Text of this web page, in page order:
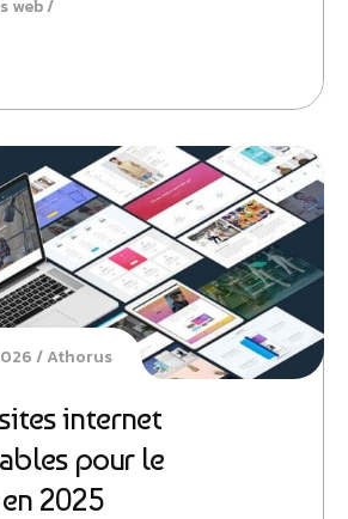
web
Athorus
internet
pour le
2025